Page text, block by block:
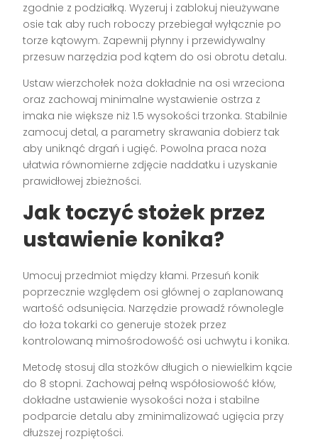
zgodnie z podziałką. Wyzeruj i zablokuj nieużywane
osie tak aby ruch roboczy przebiegał wyłącznie po
torze kątowym. Zapewnij płynny i przewidywalny
przesuw narzędzia pod kątem do osi obrotu detalu.
Ustaw wierzchołek noża dokładnie na osi wrzeciona
oraz zachowaj minimalne wystawienie ostrza z
imaka nie większe niż 1.5 wysokości trzonka. Stabilnie
zamocuj detal, a parametry skrawania dobierz tak
aby uniknąć drgań i ugięć. Powolna praca noża
ułatwia równomierne zdjęcie naddatku i uzyskanie
prawidłowej zbieżności.
Jak toczyć stożek przez
ustawienie konika?
Umocuj przedmiot między kłami. Przesuń konik
poprzecznie względem osi głównej o zaplanowaną
wartość odsunięcia. Narzędzie prowadź równolegle
do łoża tokarki co generuje stożek przez
kontrolowaną mimośrodowość osi uchwytu i konika.
Metodę stosuj dla stożków długich o niewielkim kącie
do 8 stopni. Zachowaj pełną współosiowość kłów,
dokładne ustawienie wysokości noża i stabilne
podparcie detalu aby zminimalizować ugięcia przy
dłuższej rozpiętości.